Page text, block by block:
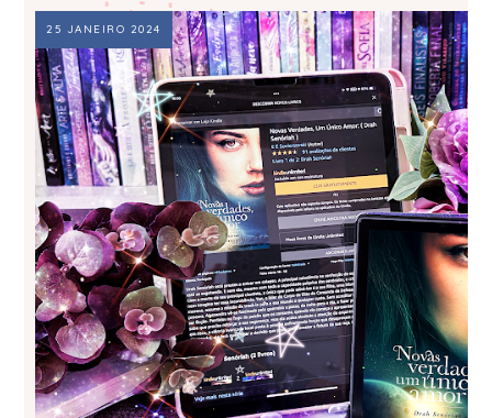
25 JANEIRO 2024